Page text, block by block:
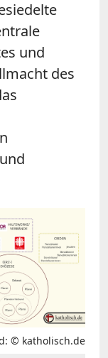
und
des
© katholisch.de